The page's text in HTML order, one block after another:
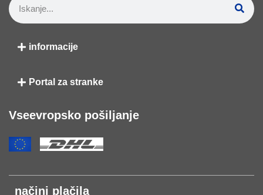
informacije
Portal za stranke
Vseevropsko pošiljanje
načini plačila